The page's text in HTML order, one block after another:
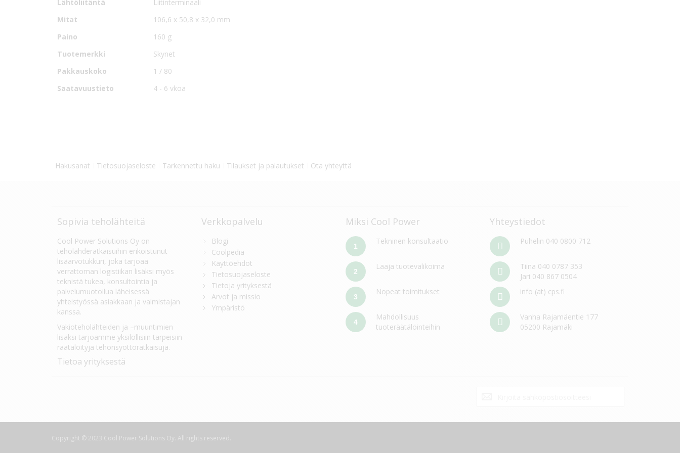
Lähtöliitäntä
Liitinterminaali
Mitat
106,6 x 50,8 x 32,0 mm
Paino
160 g
Tuotemerkki
Skynet
Pakkauskoko
1 / 80
Saatavuustieto
4 - 6 vkoa
Hakusanat Tietosuojaseloste Tarkennettu haku Tilaukset ja palautukset Ota yhteyttä
Sopivia teholähteitä
Cool Power Solutions Oy on
teholähderatkaisuihin erikoistunut
lisäarvotukkuri, joka tarjoaa
verrattoman logistiikan lisäksi myös
teknistä tukea, konsultointia ja
palvelumuotoilua läheisessä
yhteistyössä asiakkaan ja valmistajan
kanssa.
Vakioteholähteiden ja –muuntimien
lisäksi tarjoamme yksilöllisiin tarpeisiin
räätälöityjä tehonsyöttöratkaisuja.
Tietoa yrityksestä
Verkkopalvelu
Blogi
Coolpedia
Käyttöehdot
Tietosuojaseloste
Tietoja yrityksestä
Arvot ja missio
Ympäristö
Miksi Cool Power
1
Tekninen konsultaatio
2
Laaja tuotevalikoima
3
Nopeat toimitukset
4
Mahdollisuus
tuoteräätälöinteihin
Yhteystiedot
Puhelin 040 0800 712
Tiina 040 0787 353
Jari 040 867 0504
info (at) cps.fi
Vanha Rajamäentie 177
05200 Rajamäki
Copyright © 2023 Cool Power Solutions Oy. All rights reserved.